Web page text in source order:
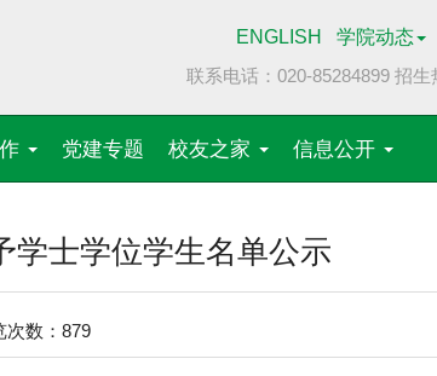
ENGLISH 学院动态
联系电话：020-85284899 招生
党建专题 校友之家 信息公开
士学位学生名单公示
数： 879